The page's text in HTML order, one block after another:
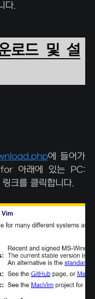
다.
로드 및 설
에 들어가
아래에 있는 PC:
크를 클릭합니다.